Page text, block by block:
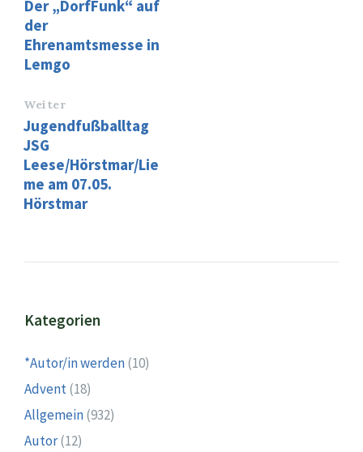
Der „DorfFunk“ auf
der
Ehrenamtsmesse in
Lemgo
Weiter
Jugendfußballtag
JSG
Leese/Hörstmar/Lie
me am 07.05.
Hörstmar
Kategorien
*Autor/in werden(10)
Advent(18)
Allgemein(932)
Autor(12)